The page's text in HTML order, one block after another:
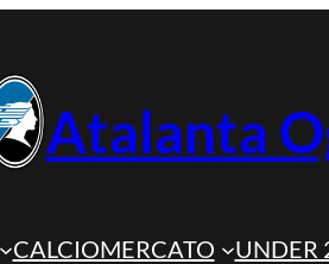
Atalanta
CALCIOMERCATO UNDER